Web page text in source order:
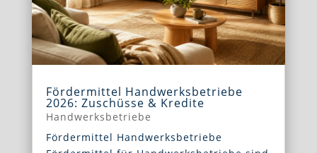
Fördermittel Handwerksbetriebe
2026: Zuschüsse & Kredite
Handwerksbetriebe
Fördermittel Handwerksbetriebe